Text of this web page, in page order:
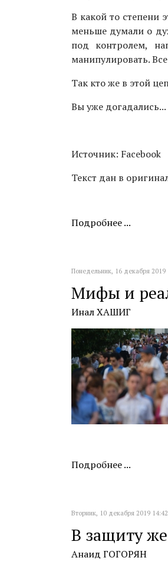
В какой то степени
меньше думали о
под контролем,
манипулировать.
Так кто же в этой
Вы уже догадались...
Источник: Facebook
Текст дан в
Подробнее ...
Понедельник, 16 декабря 2019
Мифы и
Инал ХАШИГ
Подробнее ...
Вторник, 10 декабря 2019 14:42
В защиту
Анаид ГОГОРЯН